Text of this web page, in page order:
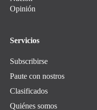
Opinión
Servicios
Subscribirse
Paute con nostros
Clasificados
Quiénes somos